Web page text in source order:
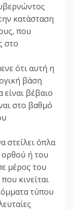
κατάσταση
που
στο
ότι αυτή η
βάση
είναι βέβαιο
στο βαθμό
στείλει όπλα
ή του
μέρος του
κινείται
τύπου